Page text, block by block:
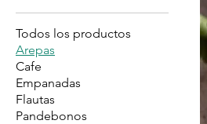
Todos los productos
Arepas
Cafe
Empanadas
Flautas
Pandebonos